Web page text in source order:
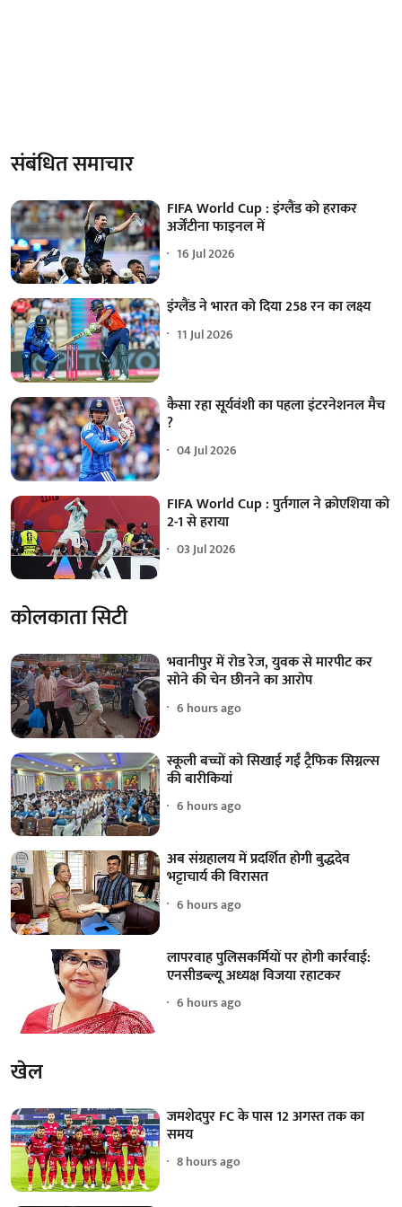
संबंधित समाचार
FIFA World Cup : इंग्लैंड को हराकर
अर्जेंटीना फाइनल में
16 Jul 2026
इंग्लैंड ने भारत को दिया 258 रन का लक्ष्य
11 Jul 2026
कैसा रहा सूर्यवंशी का पहला इंटरनेशनल मैच
?
04 Jul 2026
FIFA World Cup : पुर्तगाल ने क्रोएशिया को
2-1 से हराया
03 Jul 2026
कोलकाता सिटी
भवानीपुर में रोड रेज, युवक से मारपीट कर
सोने की चेन छीनने का आरोप
6 hours ago
स्कूली बच्चों को सिखाई गईं ट्रैफिक सिग्नल्स
की बारीकियां
6 hours ago
अब संग्रहालय में प्रदर्शित होगी बुद्धदेव
भट्टाचार्य की विरासत
6 hours ago
लापरवाह पुलिसकर्मियों पर होगी कार्रवाई:
एनसीडब्ल्यू अध्यक्ष विजया रहाटकर
6 hours ago
खेल
जमशेदपुर FC के पास 12 अगस्त तक का
समय
8 hours ago